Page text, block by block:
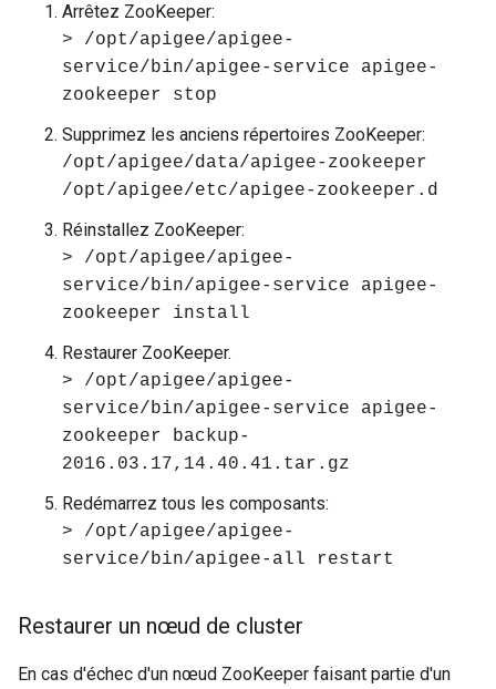
Arrêtez ZooKeeper:
> /opt/apigee/apigee-
service/bin/apigee-service apigee-
zookeeper stop
Supprimez les anciens répertoires ZooKeeper:
/opt/apigee/data/apigee-zookeeper
/opt/apigee/etc/apigee-zookeeper.d
Réinstallez ZooKeeper:
> /opt/apigee/apigee-
service/bin/apigee-service apigee-
zookeeper install
Restaurer ZooKeeper.
> /opt/apigee/apigee-
service/bin/apigee-service apigee-
zookeeper backup-
2016.03.17,14.40.41.tar.gz
Redémarrez tous les composants:
> /opt/apigee/apigee-
service/bin/apigee-all restart
Restaurer un nœud de cluster
En cas d'échec d'un nœud ZooKeeper faisant partie d'un